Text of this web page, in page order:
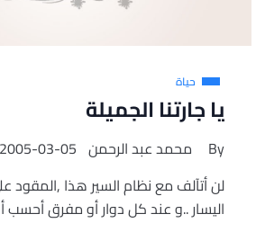
حياة
يا جارتنا الجميلة
By محمد عبد الرحمن
2005-03-05
لن أتآلف مع نظام السير هذا ,المقود
اليسار ..و عند كل دوار أو مفرق أحسب أن